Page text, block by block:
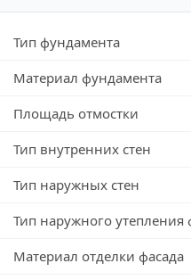
Тип фундамента
Материал фундамента
Площадь отмостки
Тип внутренних стен
Тип наружных стен
Тип наружного утепления
Материал отделки фасада